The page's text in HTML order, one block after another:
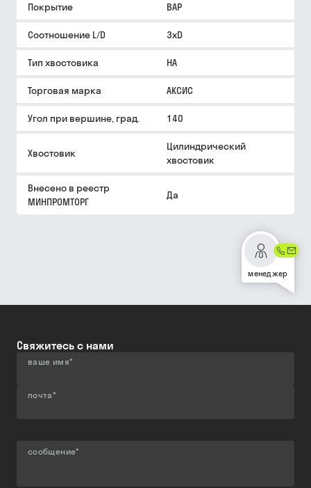
Покрытие BAP
Соотношение L/D 3xD
Тип хвостовика HA
Торговая марка АКСИС
Угол при вершине, град. 140
Хвостовик
Цилиндрический
хвостовик
Внесено в реестр
МИНПРОМТОРГ
Да
менеджер
Свяжитесь с нами
ваше имя*
почта*
сообщение*